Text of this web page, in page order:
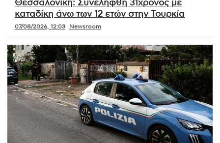
Θεσσαλονίκη: Συνελήφθη 31χρονος με
καταδίκη άνω των 12 ετών στην Τουρκία
07/08/2026, 12:03 Newsroom